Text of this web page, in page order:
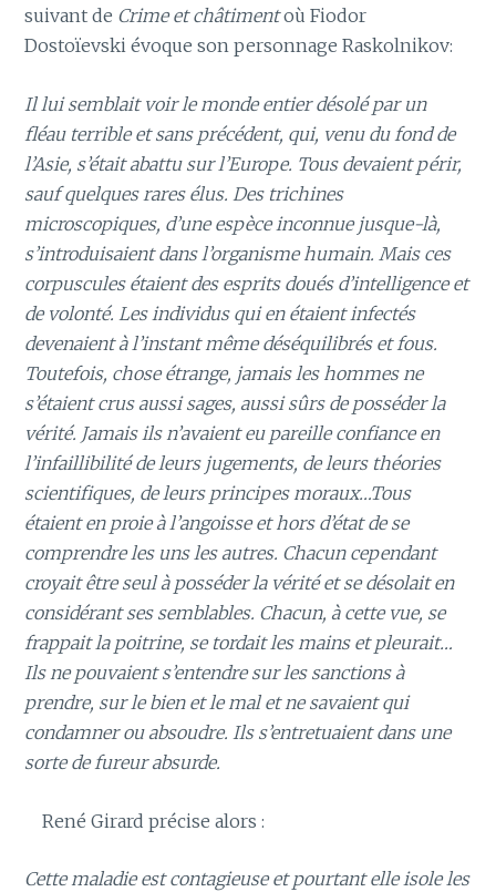
suivant de Crime et châtimentoù Fiodor
Dostoïevski évoque son personnage Raskolnikov:
Il lui semblait voir le monde entier désolé par un
fléau terrible et sans précédent, qui, venu du fond de
l’Asie, s’était abattu sur l’Europe. Tous devaient périr,
sauf quelques rares élus. Des trichines
microscopiques, d’une espèce inconnue jusque-là,
s’introduisaient dans l’organisme humain. Mais ces
corpuscules étaient des esprits doués d’intelligence et
de volonté. Les individus qui en étaient infectés
devenaient à l’instant même déséquilibrés et fous.
Toutefois, chose étrange, jamais les hommes ne
s’étaient crus aussi sages, aussi sûrs de posséder la
vérité. Jamais ils n’avaient eu pareille confiance en
l’infaillibilité de leurs jugements, de leurs théories
scientifiques, de leurs principes moraux…Tous
étaient en proie à l’angoisse et hors d’état de se
comprendre les uns les autres. Chacun cependant
croyait être seul à posséder la vérité et se désolait en
considérant ses semblables. Chacun, à cette vue, se
frappait la poitrine, se tordait les mains et pleurait…
Ils ne pouvaient s’entendre sur les sanctions à
prendre, sur le bien et le mal et ne savaient qui
condamner ou absoudre. Ils s’entretuaient dans une
sorte de fureur absurde.
René Girard précise alors :
Cette maladie est contagieuse et pourtant elle isole les